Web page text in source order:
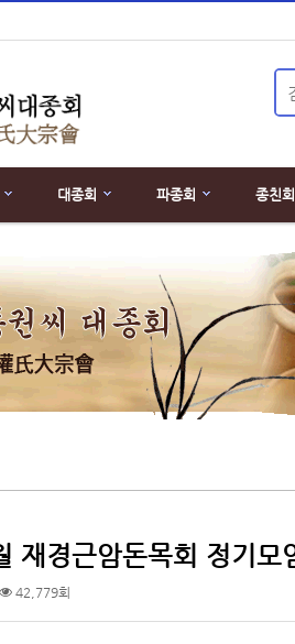
대종회 파종회 종친
재경근암돈목회 정기모
42,779회